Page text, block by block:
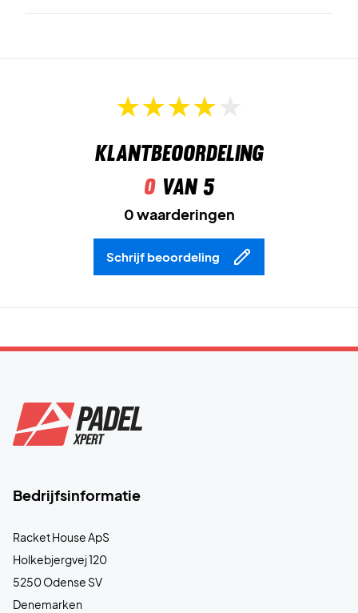
Kleur:Antraciet.
Klantbeoordeling
0van 5
0 waarderingen
Schrijf beoordeling
Bedrijfsinformatie
Racket House ApS
Holkebjergvej 120
5250 Odense SV
Denemarken